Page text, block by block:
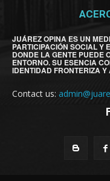
JUÁREZ OPINA ES UN
PARTICIPACIÓN SOCIAL Y
DONDE LA GENTE PUEDE
ENTORNO. SU ESENCIA
IDENTIDAD FRONTERIZA
Contact us: